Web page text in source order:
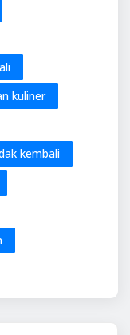
kuliner
kembali